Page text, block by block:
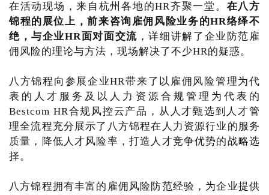
在活动现场，来自杭州各地的HR齐聚一堂。 在八方
锦程的展位上，前来咨询雇佣风险业务的HR络绎不
绝，与企业HR面对面交流 ，详细讲解了企业防范雇
佣风险的理论与方法，现场解决了不少HR的疑惑。
八方锦程向参展企业HR带来了以雇佣风险管理为代
表的人才服务及以人力资源合规管理为代表的
Bestcom HR合规风控云产品，从人才甄选到人才管
理全流程充分展示了八方锦程在人力资源行业的服务
质量，降低人才风险率，打造人才竞争优势的战略选
择。
八方锦程拥有丰富的雇佣风险防范经验，为企业提供